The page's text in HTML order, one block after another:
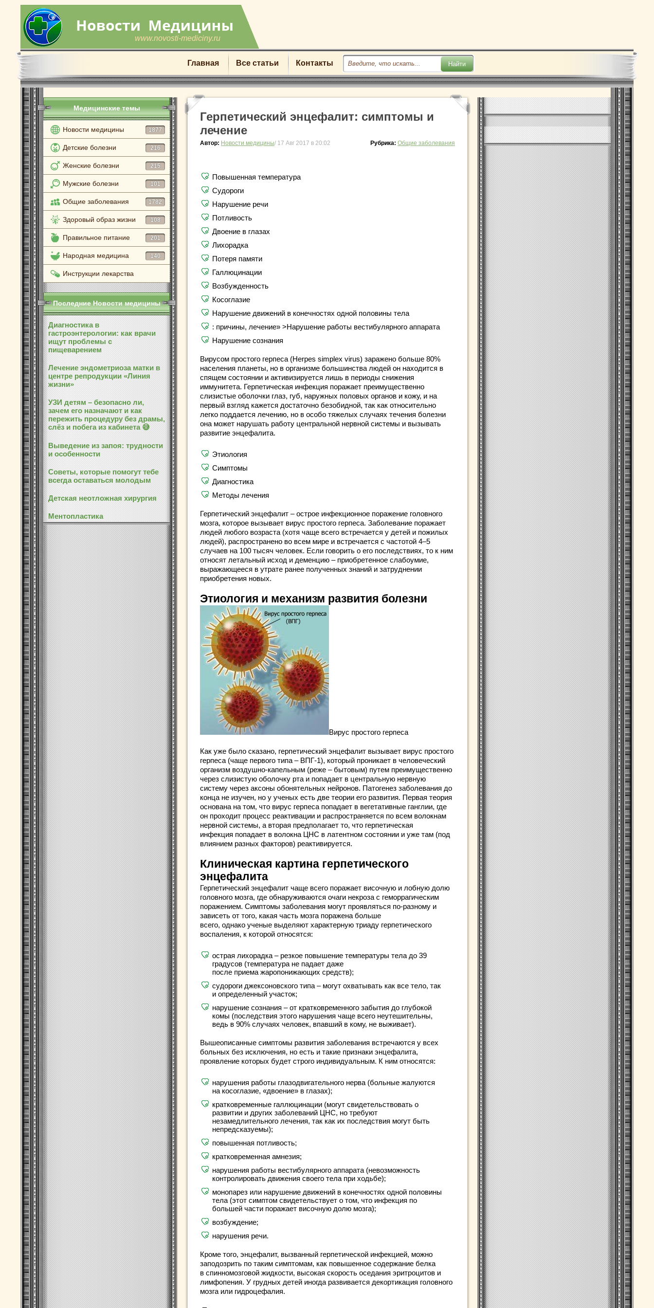
www.novosti-mediciny.ru
Главная Все статьи Контакты
Медицинские темы
Новости медицины 1877
Детские болезни 216
Женские болезни 215
Мужские болезни 101
Общие заболевания 1782
Здоровый образ жизни 108
Правильное питание 201
Народная медицина 140
Инструкции лекарства
Последние Новости медицины
Диагностика в
гастроэнтерологии: как врачи
ищут проблемы с
пищеварением
Лечение эндометриоза матки в
центре репродукции «Линия
жизни»
УЗИ детям – безопасно ли,
зачем его назначают и как
пережить процедуру без драмы,
слёз и побега из кабинета 😅
Выведение из запоя: трудности
и особенности
Советы, которые помогут тебе
всегда оставаться молодым
Детская неотложная хирургия
Ментопластика
Герпетический энцефалит: симптомы и
лечение
Автор: Новости медицины/ 17 Авг 2017 в 20:02 Рубрика: Общие заболевания
Повышенная температура
Судороги
Нарушение речи
Потливость
Двоение в глазах
Лихорадка
Потеря памяти
Галлюцинации
Возбужденность
Косоглазие
Нарушение движений в конечностях одной половины тела
: причины, лечение» >Нарушение работы вестибулярного аппарата
Нарушение сознания
Вирусом простого герпеса (Herpes simplex virus) заражено больше 80%
населения планеты, но в организме большинства людей он находится в
спящем состоянии и активизируется лишь в периоды снижения
иммунитета. Герпетическая инфекция поражает преимущественно
слизистые оболочки глаз, губ, наружных половых органов и кожу, и на
первый взгляд кажется достаточно безобидной, так как относительно
легко поддается лечению, но в особо тяжелых случаях течения болезни
она может нарушать работу центральной нервной системы и вызывать
развитие энцефалита.
Этиология
Симптомы
Диагностика
Методы лечения
Герпетический энцефалит – острое инфекционное поражение головного
мозга, которое вызывает вирус простого герпеса. Заболевание поражает
людей любого возраста (хотя чаще всего встречается у детей и пожилых
людей), распространено во всем мире и встречается с частотой 4–5
случаев на 100 тысяч человек. Если говорить о его последствиях, то к ним
относят летальный исход и деменцию – приобретенное слабоумие,
выражающееся в утрате ранее полученных знаний и затруднении
приобретения новых.
Этиология и механизм развития болезни
Вирус простого герпеса
Как уже было сказано, герпетический энцефалит вызывает вирус простого
герпеса (чаще первого типа – ВПГ-1), который проникает в человеческий
организм воздушно-капельным (реже – бытовым) путем преимущественно
через слизистую оболочку рта и попадает в центральную нервную
систему через аксоны обонятельных нейронов. Патогенез заболевания до
конца не изучен, но у ученых есть две теории его развития. Первая теория
основана на том, что вирус герпеса попадает в вегетативные ганглии, где
он проходит процесс реактивации и распространяется по всем волокнам
нервной системы, а вторая предполагает то, что герпетическая
инфекция попадает в волокна ЦНС в латентном состоянии и уже там (под
влиянием разных факторов) реактивируется.
Клиническая картина герпетического
энцефалита
Герпетический энцефалит чаще всего поражает височную и лобную долю
головного мозга, где обнаруживаются очаги некроза с геморрагическим
поражением. Симптомы заболевания могут проявляться по-разному и
зависеть от того, какая часть мозга поражена больше
всего, однако ученые выделяют характерную триаду герпетического
воспаления, к которой относятся:
острая лихорадка – резкое повышение температуры тела до 39
градусов (температура не падает даже
после приема жаропонижающих средств);
судороги джексоновского типа – могут охватывать как все тело, так
и определенный участок;
нарушение сознания – от кратковременного забытия до глубокой
комы (последствия этого нарушения чаще всего неутешительны,
ведь в 90% случаях человек, впавший в кому, не выживает).
Вышеописанные симптомы развития заболевания встречаются у всех
больных без исключения, но есть и такие признаки энцефалита,
проявление которых будет строго индивидуальным. К ним относятся:
нарушения работы глазодвигательного нерва (больные жалуются
на косоглазие, «двоение» в глазах);
кратковременные галлюцинации (могут свидетельствовать о
развитии и других заболеваний ЦНС, но требуют
незамедлительного лечения, так как их последствия могут быть
непредсказуемы);
повышенная потливость;
кратковременная амнезия;
нарушения работы вестибулярного аппарата (невозможность
контролировать движения своего тела при ходьбе);
монопарез или нарушение движений в конечностях одной половины
тела (этот симптом свидетельствует о том, что инфекция по
большей части поражает височную долю мозга);
возбуждение;
нарушения речи.
Кроме того, энцефалит, вызванный герпетической инфекцией, можно
заподозрить по таким симптомам, как повышенное содержание белка
в спинномозговой жидкости, высокая скорость оседания эритроцитов и
лимфопения. У грудных детей иногда развивается декортикация головного
мозга или гидроцефалия.